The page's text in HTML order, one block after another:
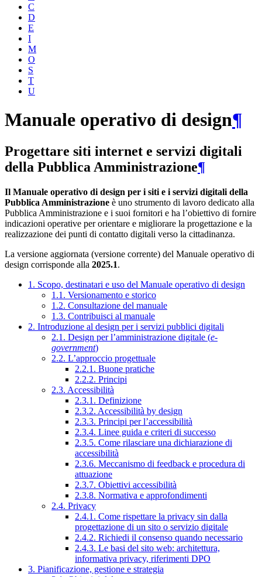
C
D
E
I
M
O
S
T
U
Manuale operativo di design¶
Progettare siti internet e servizi digitali
della Pubblica Amministrazione¶
Il Manuale operativo di design per i siti e i servizi digitali della
Pubblica Amministrazione è uno strumento di lavoro dedicato alla
Pubblica Amministrazione e i suoi fornitori e ha l’obiettivo di fornire
indicazioni operative per orientare e migliorare la progettazione e la
realizzazione dei punti di contatto digitali verso la cittadinanza.
La versione aggiornata (versione corrente) del Manuale operativo di
design corrisponde alla 2025.1.
1. Scopo, destinatari e uso del Manuale operativo di design
1.1. Versionamento e storico
1.2. Consultazione del manuale
1.3. Contribuisci al manuale
2. Introduzione al design per i servizi pubblici digitali
2.1. Design per l’amministrazione digitale (e-
government)
2.2. L’approccio progettuale
2.2.1. Buone pratiche
2.2.2. Principi
2.3. Accessibilità
2.3.1. Definizione
2.3.2. Accessibilità by design
2.3.3. Principi per l’accessibilità
2.3.4. Linee guida e criteri di successo
2.3.5. Come rilasciare una dichiarazione di
accessibilità
2.3.6. Meccanismo di feedback e procedura di
attuazione
2.3.7. Obiettivi accessibilità
2.3.8. Normativa e approfondimenti
2.4. Privacy
2.4.1. Come rispettare la privacy sin dalla
progettazione di un sito o servizio digitale
2.4.2. Richiedi il consenso quando necessario
2.4.3. Le basi del sito web: architettura,
informativa privacy, riferimenti DPO
3. Pianificazione, gestione e strategia